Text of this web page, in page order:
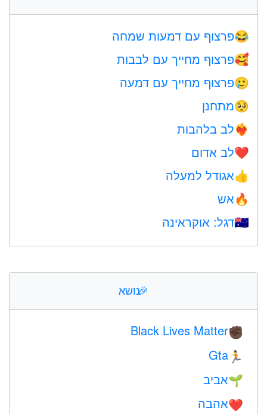
😂פרצוף עם דמעות שמחה
🥰פרצוף מחייך עם לבבות
🥲פרצוף מחייך עם דמעה
🥺מתחנן
❤️‍🔥לב בלהבות
❤️לב אדום
👍אגודל למעלה
🔥אש
🇺🇦דגל: אוקראינה
🎉נושא
✊🏿
Black Lives Matter
🏃
Gta
🌱אביב
❤️️אהבה